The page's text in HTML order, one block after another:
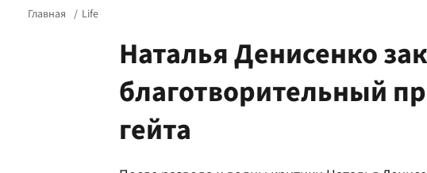
ВІДВЕРТІ
Главная Life
Наталья Денисенко
благотворительный
гейта